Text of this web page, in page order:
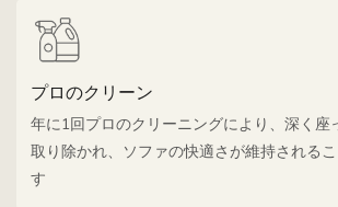
プロのクリーン
年に1回プロのクリーニングにより、深く座
取り除かれ、ソファの快適さが維持される
す